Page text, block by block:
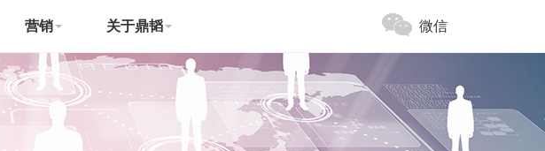
营销 关于鼎韬 微信